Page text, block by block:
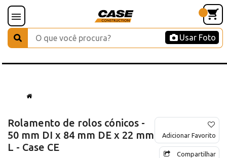
Usar Foto
Rolamento de rolos cónicos -
50 mm DI x 84 mm DE x 22 mm
L - Case CE
Adicionar Favorito
Compartilhar